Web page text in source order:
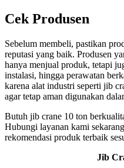
Cek Produsen
Sebelum membeli, pastikan
reputasi yang baik. Produsen
hanya menjual produk, tetapi
instalasi, hingga perawatan
karena alat industri seperti jib
agar tetap aman digunakan
Butuh jib crane 10 ton
Hubungi layanan kami
rekomendasi produk terbaik
Jib